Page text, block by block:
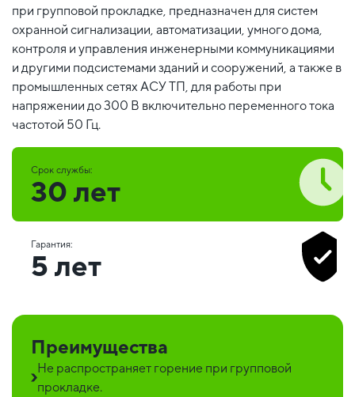
при групповой прокладке, предназначен для систем
охранной сигнализации, автоматизации, умного дома,
контроля и управления инженерными коммуникациями
и другими подсистемами зданий и сооружений, а также в
промышленных сетях АСУ ТП, для работы при
напряжении до 300 В включительно переменного тока
частотой 50 Гц.
Срок службы:
30 лет
Гарантия:
5 лет
Преимущества
Не распространяет горение при групповой
прокладке.